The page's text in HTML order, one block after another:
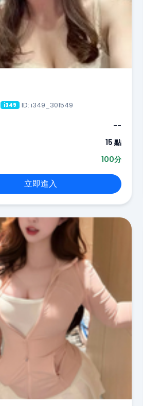
i349 ID: i349_301549
--
15 點
100分
立即進入